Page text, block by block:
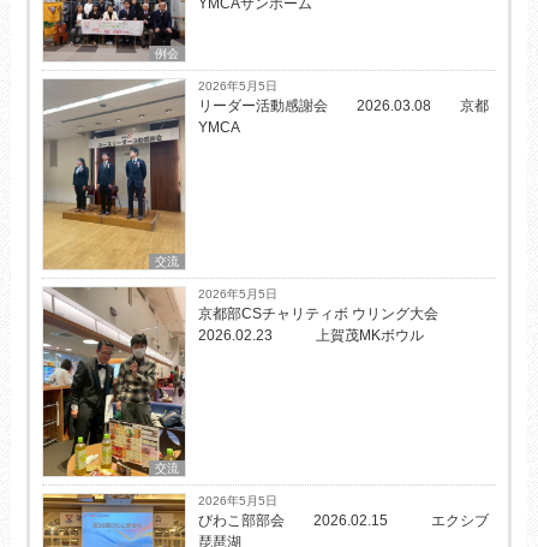
例会
YMCAサンホーム
交流
2026年5月5日
リーダー活動感謝会 2026.03.08 京都
YMCA
交流
2026年5月5日
京都部CSチャリティボ ウリング大会
2026.02.23 上賀茂MKボウル
2026年5月5日
びわこ部部会 2026.02.15 エクシブ
琵琶湖